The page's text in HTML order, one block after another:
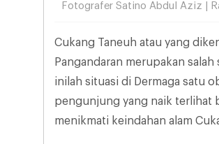
Fotografer Satino Abdul Aziz |
Cukang Taneuh atau yang
Pangandaran merupakan
inilah situasi di Dermaga satu
pengunjung yang naik terlihat
menikmati keindahan alam